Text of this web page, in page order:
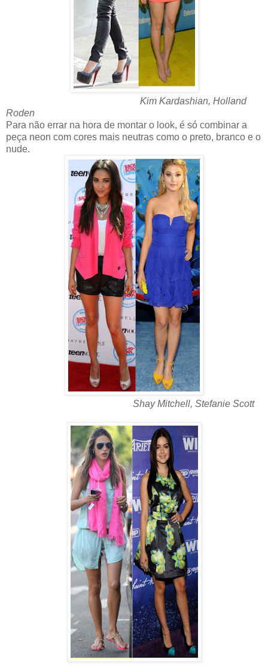
Kim Kardashian, Holland
Roden
Para não errar na hora de montar o look, é só combinar a
peça neon com cores mais neutras como o preto, branco e o
nude.
Shay Mitchell, Stefanie Scott